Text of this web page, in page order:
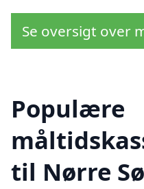
Se oversigt over
Populære
til Nørre